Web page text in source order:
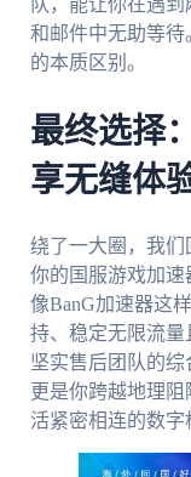
队，能让你在遇
和邮件中无助等
的本质区别。
最终选择
享无缝体
绕了一大圈，我
你的国服游戏加
像BanG加速器这
持、稳定无限流
坚实售后团队的综
更是你跨越地理
活紧密相连的数字